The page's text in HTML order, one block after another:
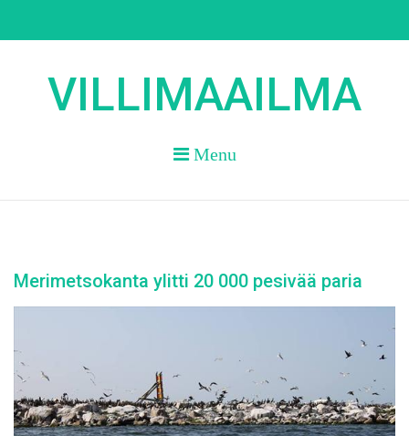
VILLIMAAILMA
Menu
Merimetsokanta ylitti 20 000 pesivää paria